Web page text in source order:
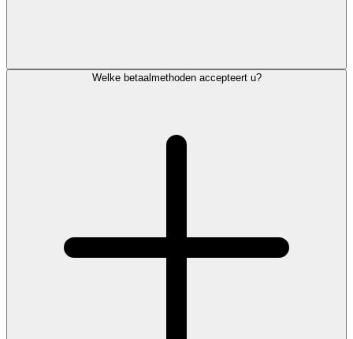
Welke betaalmethoden accepteert u?